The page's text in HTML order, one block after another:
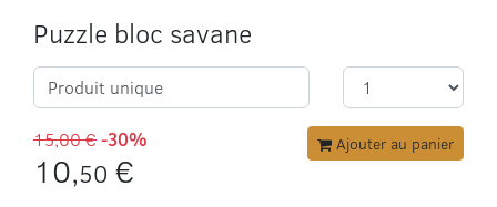
Puzzle bloc savane
Produit unique
15,00 €-30%
10,50 €
Ajouter au panier